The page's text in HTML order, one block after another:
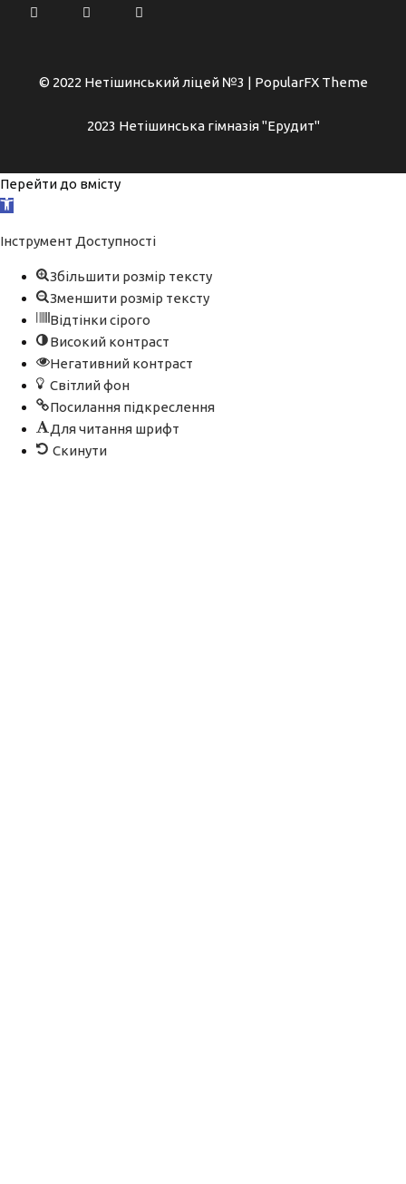
© 2022 Нетішинський ліцей №3 | PopularFX Theme
2023 Нетішинська гімназія "Ерудит"
Перейти до вмісту
Відкрити
інструментів
Інструмент Доступності
Збільшити розмір тексту
Зменшити розмір тексту
Відтінки сірого
Високий контраст
Негативний контраст
Світлий фон
Посилання підкреслення
Для читання шрифт
Скинути